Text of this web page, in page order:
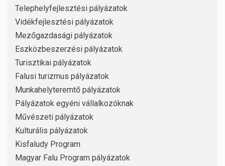
Telephelyfejlesztési pályázatok
Vidékfejlesztési pályázatok
Mezőgazdasági pályázatok
Eszközbeszerzési pályázatok
Turisztikai pályázatok
Falusi turizmus pályázatok
Munkahelyteremtő pályázatok
Pályázatok egyéni vállalkozóknak
Művészeti pályázatok
Kulturális pályázatok
Kisfaludy Program
Magyar Falu Program pályázatok